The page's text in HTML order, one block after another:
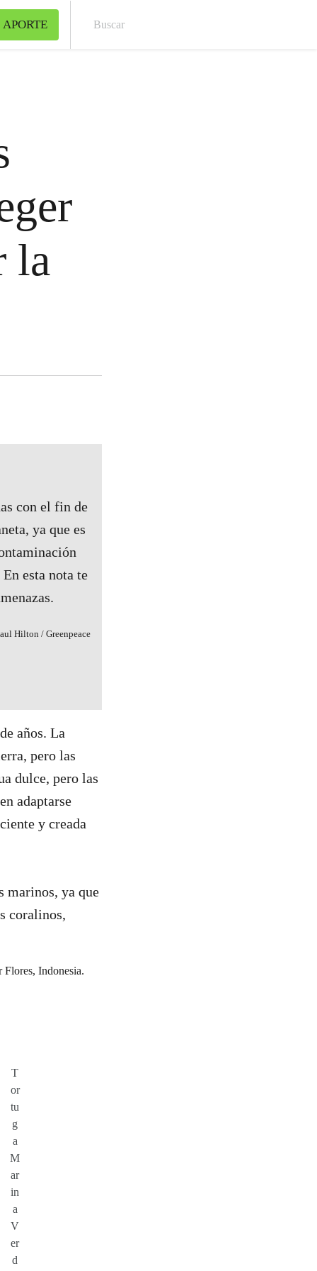
la
con el fin de
ya que es
esta nota te
Hilton / Greenpeace
años. La
pero las
dulce, pero las
adaptarse
y creada
marinos, ya que
coralinos,
T
or
tu
g
a
M
ar
in
a
V
er
d